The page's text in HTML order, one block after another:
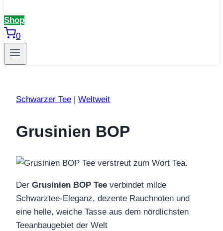
Shop
0
Schwarzer Tee Weltweit
Grusinien BOP
Der Grusinien BOP Tee verbindet milde
Schwarztee‑Eleganz, dezente Rauchnoten und
eine helle, weiche Tasse aus dem nördlichsten
Teeanbaugebiet der Welt